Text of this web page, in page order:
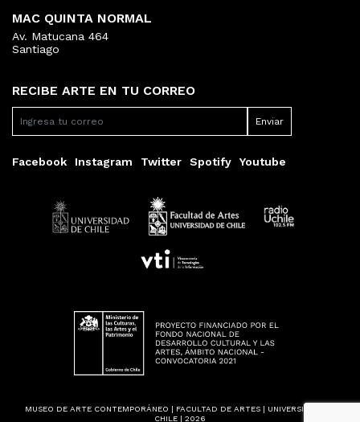
RECIBE ARTE EN TU CORREO
Facebook Instagram Twitter Spotify Youtube
MAC QUINTA NORMAL
Av. Matucana 464
Santiago
MUSEO DE ARTE CONTEMPORÁNEO | FACULTAD DE ARTES | UNIVERSIDAD DE
CHILE | 2026